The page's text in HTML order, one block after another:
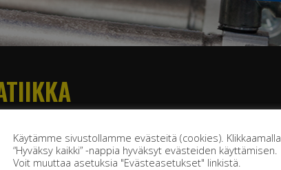
Käytämme sivustollamme evästeitä (cookies). Klikkaamalla
“Hyväksy kaikki” -nappia hyväksyt evästeiden käyttämisen.
Voit muuttaa asetuksia "Evästeasetukset" linkistä.